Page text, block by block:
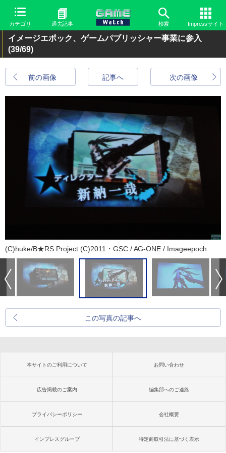
カテゴリ 過去記事 検索 Impressサイト
イメージエポック、ゲームパブリッシャー事業に参入
(39/69)
前の画像 次の画像
記事へ
(C)huke/B★RS Project (C)2011・GSC / AG-ONE / Imageepoch
この写真の記事へ
本サイトのご利用について お問い合わせ
広告掲載のご案内 編集部へのご連絡
プライバシーポリシー 会社概要
インプレスグループ 特定商取引法に基づく表示